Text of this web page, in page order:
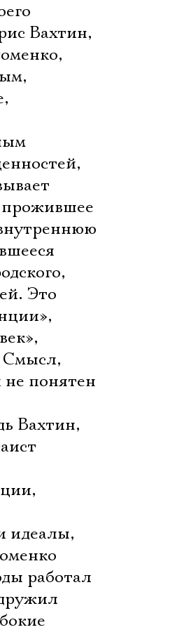
Вахтин,
прожившее
Это
Смысл,
не понятен
Вахтин,
идеалы,
работал